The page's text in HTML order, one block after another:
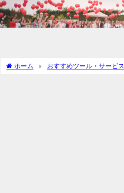
ホーム おすすめツール・サービス